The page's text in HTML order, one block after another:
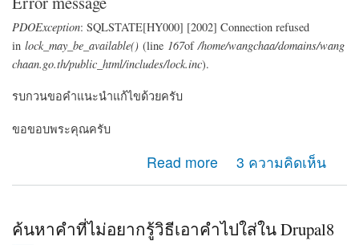
PDOException: SQLSTATE[HY000] [2002] Connection refused
in lock_may_be_available() (line 167of/home/wangchaa/domains/wang
chaan.go.th/public_html/includes/lock.inc).
รบกวนขอคำแนะนำแก้ไขด้วยครับ
ขอขอบพระคุณครับ
Read more 3 ความคิดเห็น
ค้นหาคำที่ไม่อยากรู้วิธีเอาคำไปใส่ใน Drupal8